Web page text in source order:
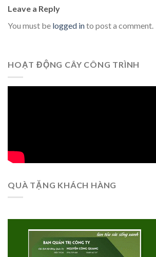
Leave a Reply
You must be logged into post a comment.
HOẠT ĐỘNG CÂY CÔNG TRÌNH
QUÀ TẶNG KHÁCH HÀNG